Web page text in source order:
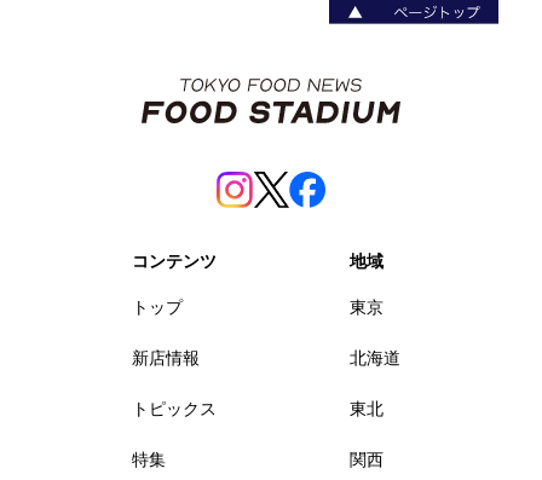
コンテンツ
トップ
新店情報
トピックス
特集
地域
東京
北海道
東北
関西